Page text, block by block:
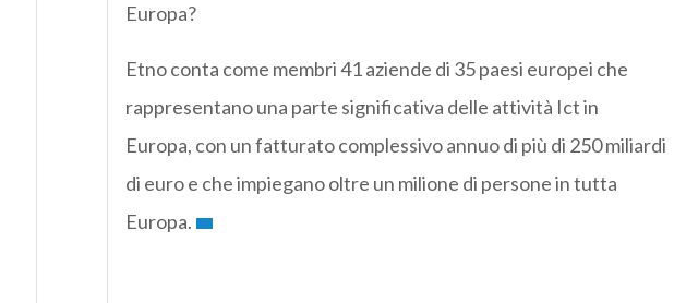
Europa?
Etno conta come membri 41 aziende di 35 paesi europei che
rappresentano una parte significativa delle attività Ict in
Europa, con un fatturato complessivo annuo di più di 250 miliardi
di euro e che impiegano oltre un milione di persone in tutta
Europa.